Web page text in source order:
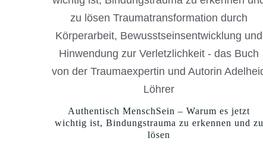
Authentisch MenschSein – Warum es jetzt
wichtig ist, Bindungstrauma zu erkennen und zu
lösen